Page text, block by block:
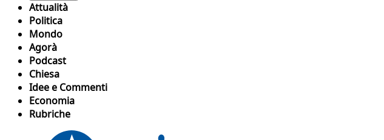
Attualità
Politica
Mondo
Agorà
Podcast
Chiesa
Idee e Commenti
Economia
Rubriche